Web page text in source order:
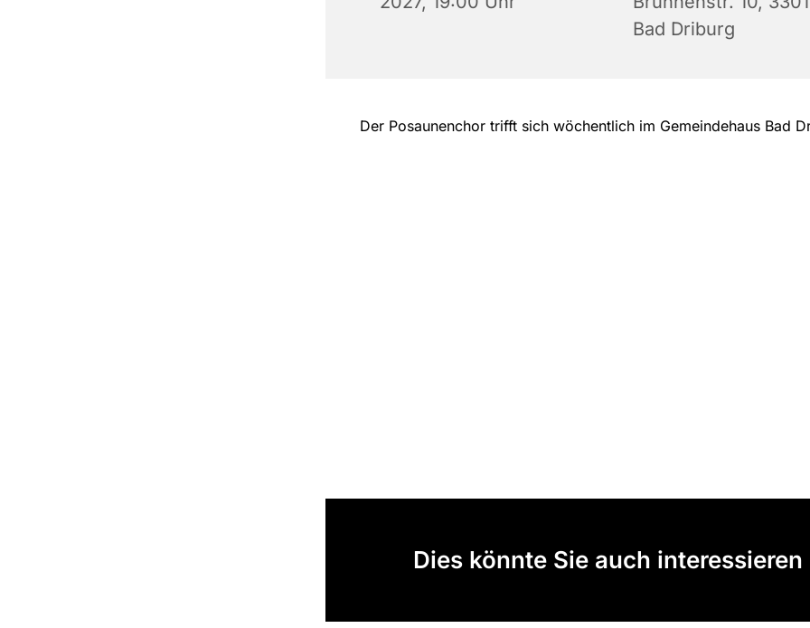
Bad Driburg
Der Posaunenchor trifft sich wöchentlich im Gemeindehaus Bad
Dies könnte Sie auch interessieren